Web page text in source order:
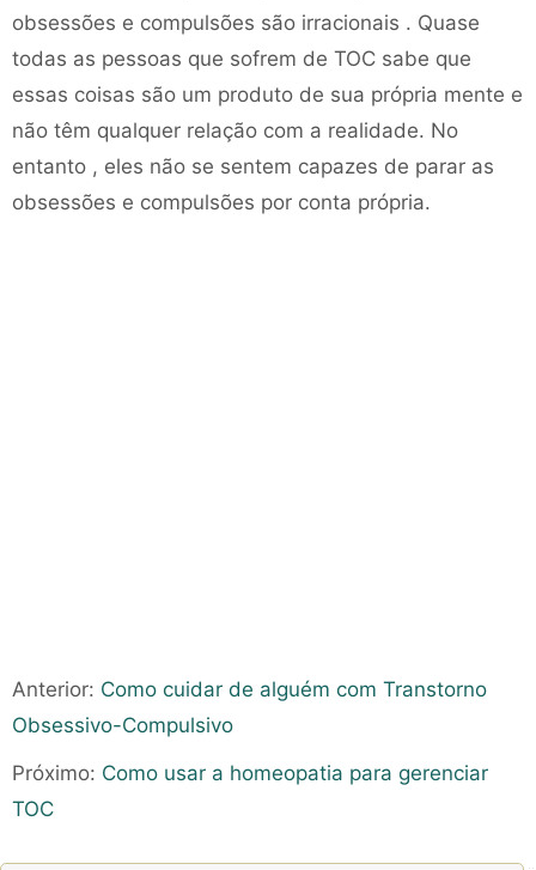
obsessões e compulsões são irracionais . Quase
todas as pessoas que sofrem de TOC sabe que
essas coisas são um produto de sua própria mente e
não têm qualquer relação com a realidade. No
entanto , eles não se sentem capazes de parar as
obsessões e compulsões por conta própria.
Anterior: Como cuidar de alguém com Transtorno
Obsessivo-Compulsivo
Próximo: Como usar a homeopatia para gerenciar
TOC